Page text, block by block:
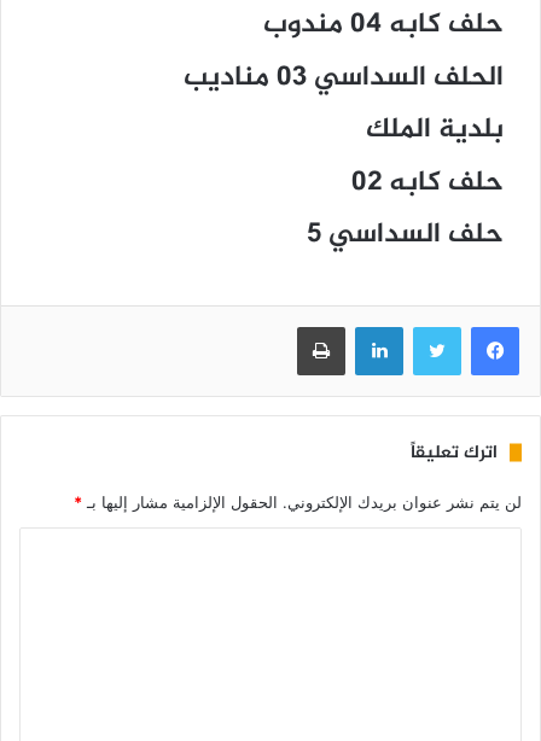
حلف كابه 04 مندوب
الحلف السداسي 03 مناديب
بلدية الملك
حلف كابه 02
حلف السداسي 5
فيسبوك تويتر لينكدإن طباعة
اترك تعليقاً
لن يتم نشر عنوان بريدك الإلكتروني. الحقول الإلزامية مشار إليها بـ *